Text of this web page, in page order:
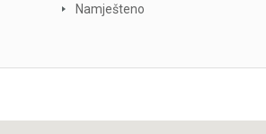
Namješteno